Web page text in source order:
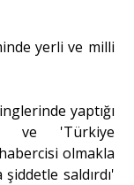
yerli ve milli
yaptığı
ve 'Türkiye
olmakla
saldırdı'